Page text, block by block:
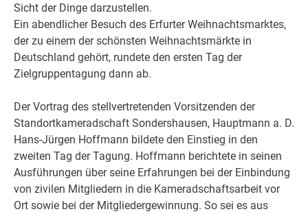
Sicht der Dinge darzustellen.
Ein abendlicher Besuch des Erfurter Weihnachtsmarktes,
der zu einem der schönsten Weihnachtsmärkte in
Deutschland gehört, rundete den ersten Tag der
Zielgruppentagung dann ab.
Der Vortrag des stellvertretenden Vorsitzenden der
Standortkameradschaft Sondershausen, Hauptmann a. D.
Hans-Jürgen Hoffmann bildete den Einstieg in den
zweiten Tag der Tagung. Hoffmann berichtete in seinen
Ausführungen über seine Erfahrungen bei der Einbindung
von zivilen Mitgliedern in die Kameradschaftsarbeit vor
Ort sowie bei der Mitgliedergewinnung. So sei es aus